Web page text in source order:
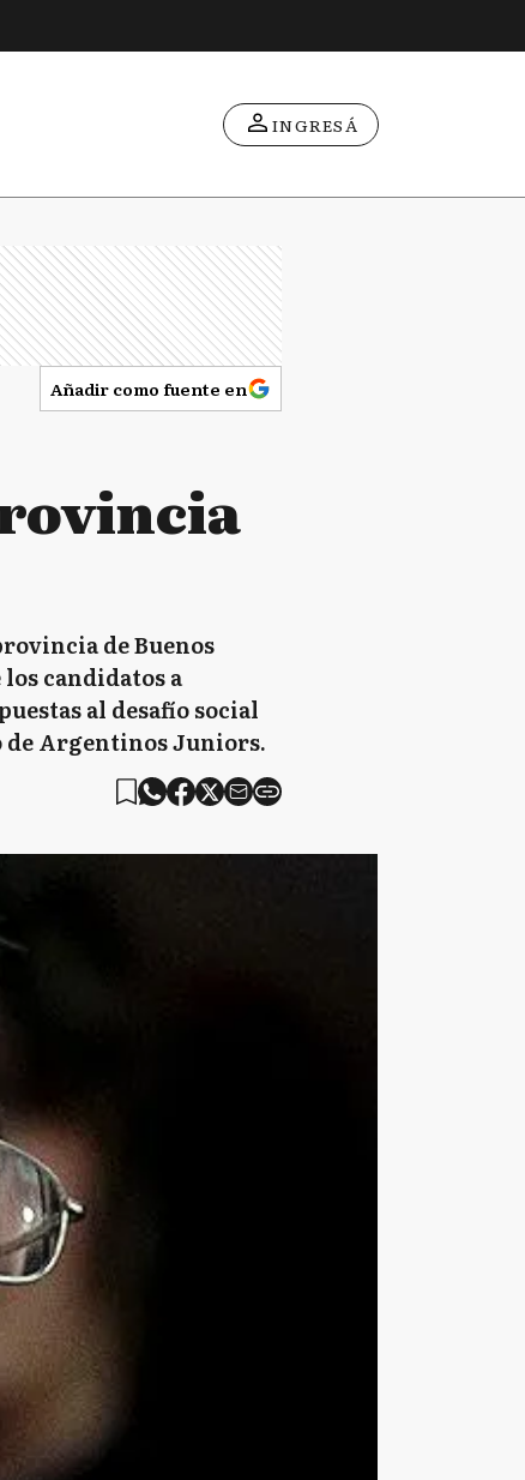
INGRESÁ
Añadir como fuente en
de Buenos
candidatos a
al desafío social
de Argentinos Juniors.